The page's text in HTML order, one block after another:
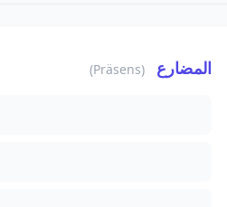
المضارع (Präsens)